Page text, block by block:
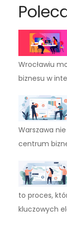
Wrocławiu
biznesu w
Warszawa
centrum
to proces,
kluczowych